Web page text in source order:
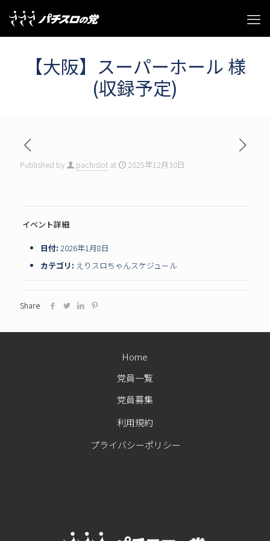
【大阪】スーパーホール 様
(収録予定)
Published by pachislot at 2025年12月30日
イベント詳細
日付: 2026年1月8日
カテゴリ: えりスロちゃんスケジュール
Share
党員一覧
党員募集
利用規約
Home
プライバシーポリシー